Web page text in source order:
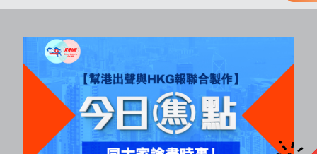
rights
reserved.